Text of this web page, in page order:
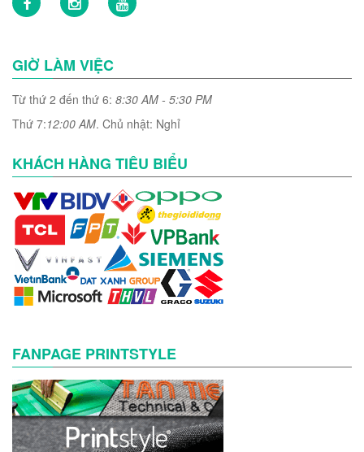
GIỜ LÀM VIỆC
Từ thứ 2 đến thứ 6: 8:30 AM - 5:30 PM
Thứ 7:12:00 AM. Chủ nhật: Nghỉ
KHÁCH HÀNG TIÊU BIỂU
FANPAGE PRINTSTYLE